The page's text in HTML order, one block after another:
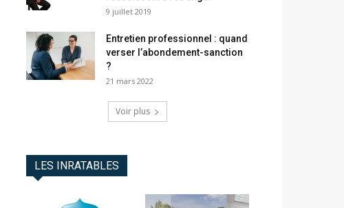
9 juillet 2019
Entretien professionnel : quand
verser l’abondement-sanction
?
21 mars 2022
Voir plus
LES INRATABLES